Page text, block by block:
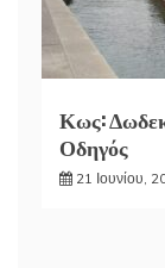
Κως:
Οδηγός
21 Ιουνίου,